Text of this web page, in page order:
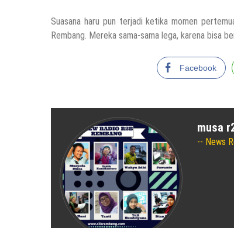
Suasana haru pun terjadi ketika momen
Rembang. Mereka sama-sama lega, karena bisa
Facebook
musa
News